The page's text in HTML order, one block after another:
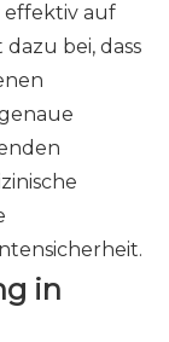
effektiv auf
bei, dass
in